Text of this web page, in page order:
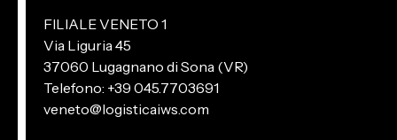
FILIALE VENETO 1
Via Liguria 45
37060 Lugagnano di Sona (VR)
Telefono: +39 045.7703691
veneto@logisticaiws.com